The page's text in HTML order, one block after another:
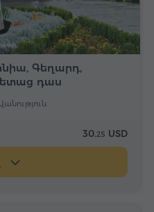
Գեղարդ,
դաս
30.25 USD